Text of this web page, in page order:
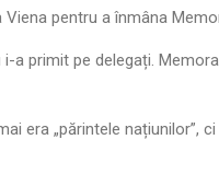
pentru a înmâna
a primit pe delegați.
era „părintele națiunilor”,